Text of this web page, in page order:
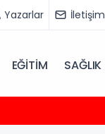
Yazarlar İletişim
EĞİTİM SAĞLIK